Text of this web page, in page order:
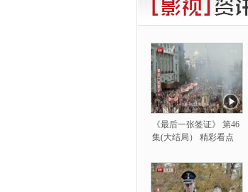
《最后一张签证》 第46
集(大结局） 精彩看点